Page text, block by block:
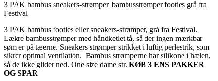
3 PAK bambus sneakers-strømper, bambusstrømper footies grå fra
Festival
3 PAK bambus footies eller sneakers-strømper, grå fra Festival.
Lækre bambusstrømper med håndketlet tå, så der ingen mærkbar
søm er på tæerne. Sneakers strømper strikket i luftig perlestrik, som
sikrer optimal ventilation. Bambus strømperne har silikone i hælen,
så de ikke glider ned. One size dame str. KØB 3 ENS PAKKER
OG SPAR